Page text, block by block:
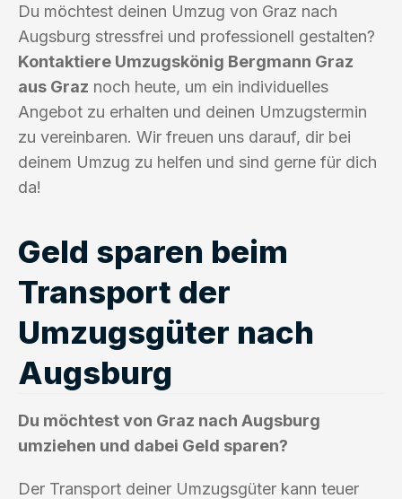
Du möchtest deinen Umzug von Graz nach
Augsburg stressfrei und professionell gestalten?
Kontaktiere Umzugskönig Bergmann Graz
aus Graz noch heute, um ein individuelles
Angebot zu erhalten und deinen Umzugstermin
zu vereinbaren. Wir freuen uns darauf, dir bei
deinem Umzug zu helfen und sind gerne für dich
da!
Geld sparen beim
Transport der
Umzugsgüter nach
Augsburg
Du möchtest von Graz nach Augsburg
umziehen und dabei Geld sparen?
Der Transport deiner Umzugsgüter kann teuer